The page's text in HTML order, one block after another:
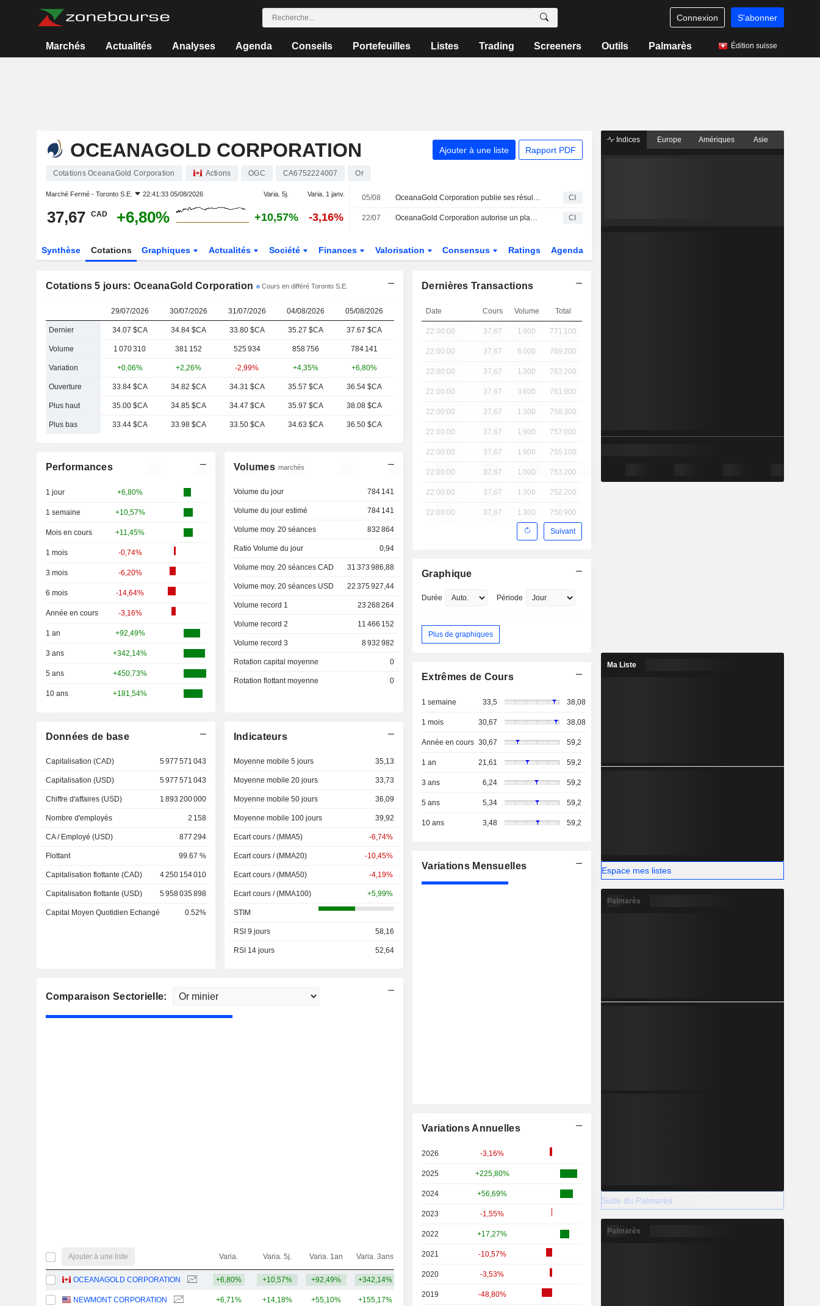
Connexion S'abonner
Marchés Actualités Analyses Agenda Conseils Portefeuilles Listes Trading Screeners Outils Palmarès Édition suisse
OCEANAGOLD CORPORATION Ajouter à une liste Rapport PDF
Cotations OceanaGold Corporation Actions OGC CA6752224007 Or
Marché Fermé - Toronto S.E. 22:41:33 05/08/2026 Varia. 5j. Varia. 1 janv.
37,67 CAD +6,80% +10,57% -3,16%
05/08 OceanaGold Corporation publie ses résultats pour le deuxième trimestre et le premier semestre clos le 30 juin 2026 CI
22/07 OceanaGold Corporation autorise un plan de rachat d'actions. CI
Synthèse Cotations Graphiques Actualités Société Finances Valorisation Consensus Ratings Agenda
Cotations 5 jours: OceanaGold Corporation Cours en différé Toronto S.E.
29/07/2026 30/07/2026 31/07/2026 04/08/2026 05/08/2026
Dernier 34.07 $CA 34.84 $CA 33.80 $CA 35.27 $CA 37.67 $CA
Volume 1 070 310 381 152 525 934 858 756 784 141
Variation +0,06% +2,26% -2,99% +4,35% +6,80%
Ouverture 33.84 $CA 34.82 $CA 34.31 $CA 35.57 $CA 36.54 $CA
Plus haut 35.00 $CA 34.85 $CA 34.47 $CA 35.97 $CA 38.08 $CA
Plus bas 33.44 $CA 33.98 $CA 33.50 $CA 34.63 $CA 36.50 $CA
Performances
1 jour +6,80%
1 semaine +10,57%
Mois en cours +11,45%
1 mois -0,74%
3 mois -6,20%
6 mois -14,64%
Année en cours -3,16%
1 an +92,49%
3 ans +342,14%
5 ans +450,73%
10 ans +181,54%
Volumes marchés
Volume du jour 784 141
Volume du jour estimé 784 141
Volume moy. 20 séances 832 864
Ratio Volume du jour 0,94
Volume moy. 20 séances CAD 31 373 986,88
Volume moy. 20 séances USD 22 375 927,44
Volume record 1 23 268 264
Volume record 2 11 466 152
Volume record 3 8 932 982
Rotation capital moyenne 0
Rotation flottant moyenne 0
Données de base
Capitalisation (CAD) 5 977 571 043
Capitalisation (USD) 5 977 571 043
Chiffre d'affaires (USD) 1 893 200 000
Nombre d'employés 2 158
CA / Employé (USD) 877 294
Flottant 99.67 %
Capitalisation flottante (CAD) 4 250 154 010
Capitalisation flottante (USD) 5 958 035 898
Capital Moyen Quotidien Echangé 0.52%
Indicateurs
Moyenne mobile 5 jours 35,13
Moyenne mobile 20 jours 33,73
Moyenne mobile 50 jours 36,09
Moyenne mobile 100 jours 39,92
Ecart cours / (MMA5) -6,74%
Ecart cours / (MMA20) -10,45%
Ecart cours / (MMA50) -4,19%
Ecart cours / (MMA100) +5,99%
STIM
RSI 9 jours 58,16
RSI 14 jours 52,64
Comparaison Sectorielle:
Ajouter à une liste Varia. Varia. 5j. Varia. 1an Varia. 3ans Capi.($)
OCEANAGOLD CORPORATION +6,80% +10,57% +92,49% +342,14%
NEWMONT CORPORATION +6,71% +14,18% +55,10% +155,17%
Dernières Transactions
Date Cours Volume Total
22:00:00 37,67 1 900 771 100
22:00:00 37,67 6 000 769 200
22:00:00 37,67 1 300 763 200
22:00:00 37,67 3 600 761 900
22:00:00 37,67 1 300 758 300
22:00:00 37,67 1 900 757 000
22:00:00 37,67 1 900 755 100
22:00:00 37,67 1 000 753 200
22:00:00 37,67 1 300 752 200
22:00:00 37,67 1 300 750 900
Suivant
Graphique
Durée Période
Plus de graphiques
Extrêmes de Cours
1 semaine 33,5 38,08
1 mois 30,67 38,08
Année en cours 30,67 59,2
1 an 21,61 59,2
3 ans 6,24 59,2
5 ans 5,34 59,2
10 ans 3,48 59,2
Variations Mensuelles
Variations Annuelles
2026 -3,16%
2025 +225,80%
2024 +56,69%
2023 -1,55%
2022 +17,27%
2021 -10,57%
2020 -3,53%
2019 -48,80%
Indices Europe Amériques Asie
Ma Liste
Espace mes listes
Palmarès
Suite du Palmarès
Palmarès